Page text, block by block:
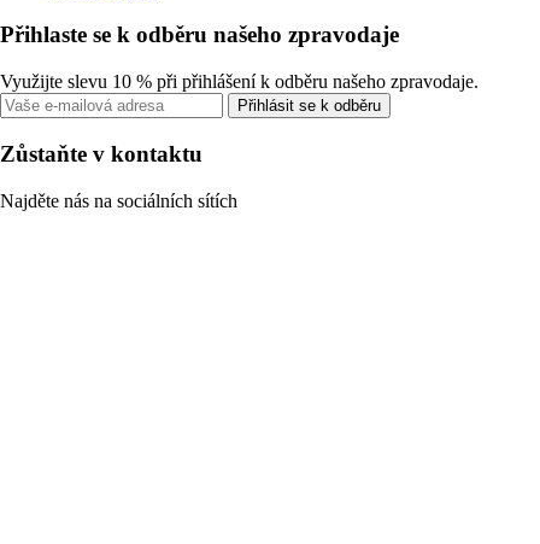
Přihlaste se k odběru našeho zpravodaje
Využijte slevu 10 % při přihlášení k odběru našeho zpravodaje.
Přihlásit se k odběru
Zůstaňte v kontaktu
Najděte nás na sociálních sítích